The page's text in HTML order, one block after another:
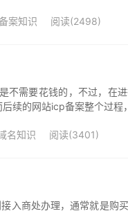
案知识 阅读(2498)
不需要花钱的，不过，在
续的网站icp备案整个过程
名知识 阅读(3401)
入商处办理，通常就是购